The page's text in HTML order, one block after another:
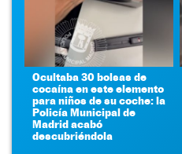
Ocultaba 30 bolsas de
cocaína en este elemento
para niños de su coche: la
Policía Municipal de
Madrid acabó
descubriéndola